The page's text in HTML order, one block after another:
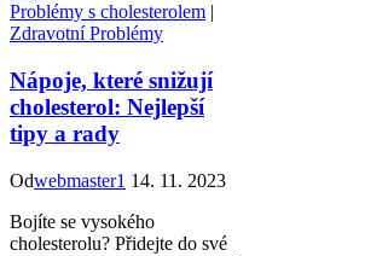
Problémy s cholesterolem |
Zdravotní Problémy
Nápoje, které snižují
cholesterol: Nejlepší
tipy a rady
Odwebmaster1 14. 11. 2023
Bojíte se vysokého
cholesterolu? Přidejte do své